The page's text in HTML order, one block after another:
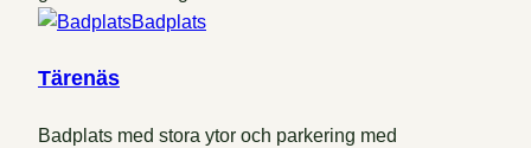
Badplats
Tärenäs
Badplats med stora ytor och parkering med